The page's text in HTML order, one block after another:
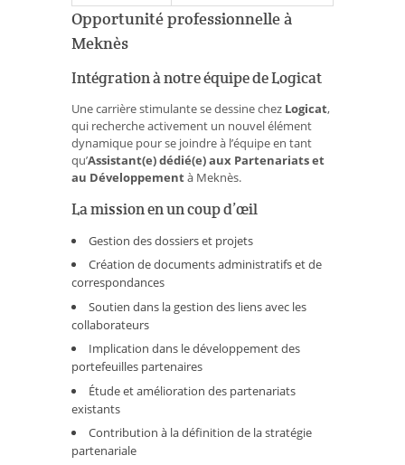
Opportunité professionnelle à
Meknès
Intégration à notre équipe de Logicat
Une carrière stimulante se dessine chez Logicat,
qui recherche activement un nouvel élément
dynamique pour se joindre à l’équipe en tant
qu’Assistant(e) dédié(e) aux Partenariats et
au Développementà Meknès.
La mission en un coup d’œil
Gestion des dossiers et projets
Création de documents administratifs et de
correspondances
Soutien dans la gestion des liens avec les
collaborateurs
Implication dans le développement des
portefeuilles partenaires
Étude et amélioration des partenariats
existants
Contribution à la définition de la stratégie
partenariale